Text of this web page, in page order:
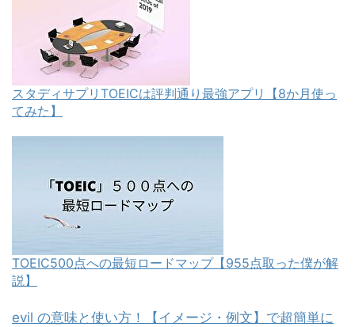
スタディサプリTOEICは評判通り最強アプリ【8か月使っ
てみた】
TOEIC500点への最短ロードマップ【955点取った僕が解
説】
evil の意味と使い方！【イメージ・例文】で超簡単に